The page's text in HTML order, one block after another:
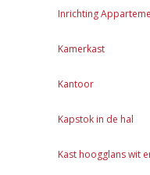
Inrichting
Kamerkast
Kantoor
Kapstok in de hal
Kast hoogglans wit